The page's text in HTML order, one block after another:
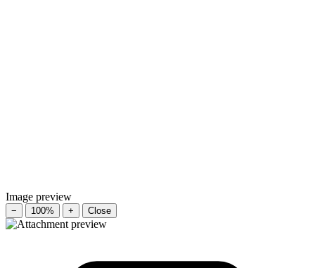
Image preview
− 100% + Close